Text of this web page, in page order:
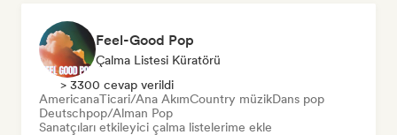
Feel-Good Pop
Çalma Listesi Küratörü
> 3300 cevap verildi
AmericanaTicari/Ana AkımCountry müzikDans pop
Deutschpop/Alman Pop
Sanatçıları etkileyici çalma listelerime ekle